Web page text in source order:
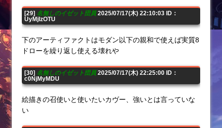
[29] 名無しのイゼット団員2025/07/17(木) 22:10:03 ID：
UyMjIzOTU
下のアーティファクトはモダン以下の親和で使えば実質8
ドローを繰り返し使える壊れや
[30] 名無しのイゼット団員2025/07/17(木) 22:25:00 ID：
c0NjMyMDU
絵描きの召使いと使いたいカヴー、強いとは言っていな
い